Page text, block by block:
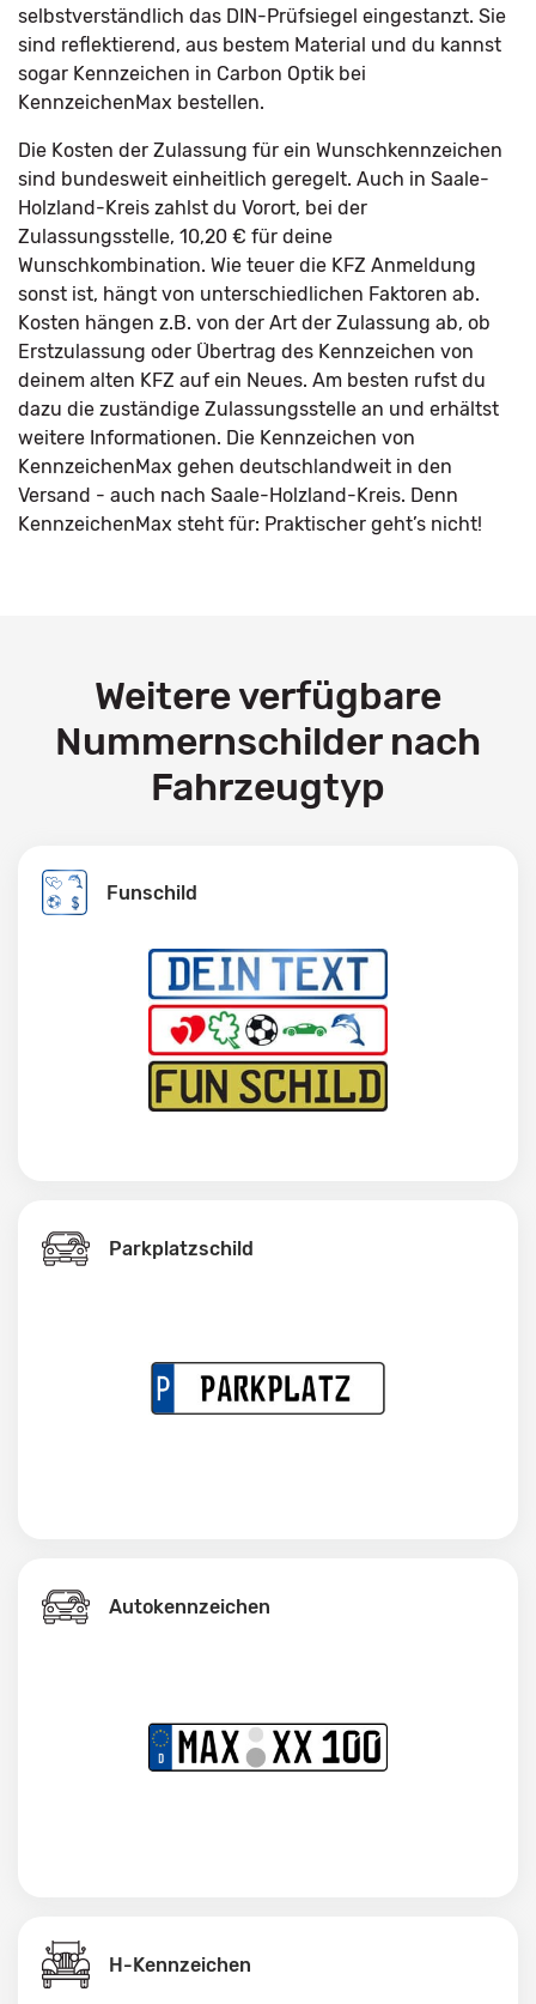
selbstverständlich das DIN-Prüfsiegel eingestanzt. Sie
sind reflektierend, aus bestem Material und du kannst
sogar Kennzeichen in Carbon Optik bei
KennzeichenMax bestellen.
Die Kosten der Zulassung für ein Wunschkennzeichen
sind bundesweit einheitlich geregelt. Auch in Saale-
Holzland-Kreis zahlst du Vorort, bei der
Zulassungsstelle, 10,20 € für deine
Wunschkombination. Wie teuer die KFZ Anmeldung
sonst ist, hängt von unterschiedlichen Faktoren ab.
Kosten hängen z.B. von der Art der Zulassung ab, ob
Erstzulassung oder Übertrag des Kennzeichen von
deinem alten KFZ auf ein Neues. Am besten rufst du
dazu die zuständige Zulassungsstelle an und erhältst
weitere Informationen. Die Kennzeichen von
KennzeichenMax gehen deutschlandweit in den
Versand - auch nach Saale-Holzland-Kreis. Denn
KennzeichenMax steht für: Praktischer geht’s nicht!
Weitere verfügbare
Nummernschilder nach
Fahrzeugtyp
Funschild
Parkplatzschild
Autokennzeichen
H-Kennzeichen